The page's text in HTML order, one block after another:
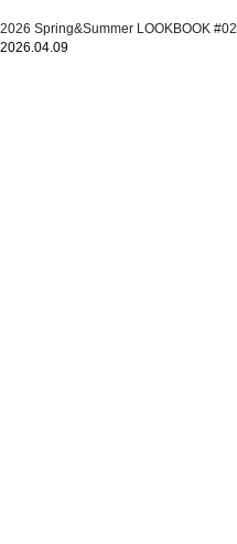
2026 Spring&Summer LOOKBOOK #02
2026.04.09